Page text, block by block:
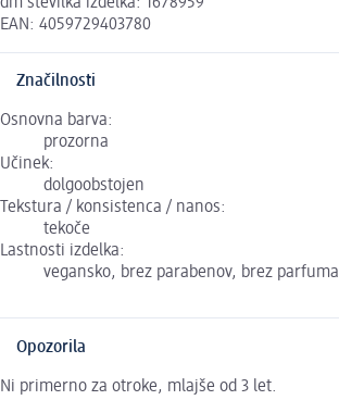
EAN: 4059729403780
Značilnosti
Osnovna barva:
prozorna
Učinek:
dolgoobstojen
Tekstura / konsistenca / nanos:
tekoče
Lastnosti izdelka:
vegansko, brez parabenov, brez parfuma
Opozorila
Ni primerno za otroke, mlajše od 3 let.